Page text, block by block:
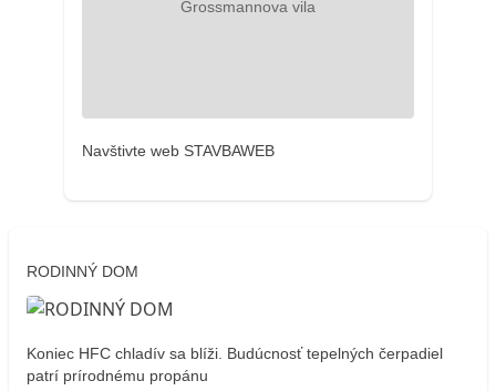
Navštivte web STAVBAWEB
RODINNÝ DOM
Koniec HFC chladív sa blíži. Budúcnosť tepelných čerpadiel
patrí prírodnému propánu